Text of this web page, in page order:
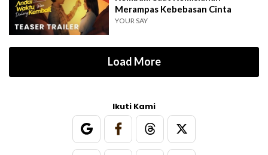
Merampas Kebebasan Cinta
YOUR SAY
Load More
Ikuti Kami